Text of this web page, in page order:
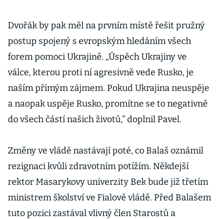
Dvořák by pak měl na prvním místě řešit pružný
postup spojený s evropským hledáním všech
forem pomoci Ukrajině. „Úspěch Ukrajiny ve
válce, kterou proti ní agresivně vede Rusko, je
naším přímým zájmem. Pokud Ukrajina neuspěje
a naopak uspěje Rusko, promítne se to negativně
do všech částí našich životů,“ doplnil Pavel.
Změny ve vládě nastávají poté, co Balaš oznámil
rezignaci kvůli zdravotním potížím. Někdejší
rektor Masarykovy univerzity Bek bude již třetím
ministrem školství ve Fialově vládě. Před Balašem
tuto pozici zastával vlivný člen Starostů a